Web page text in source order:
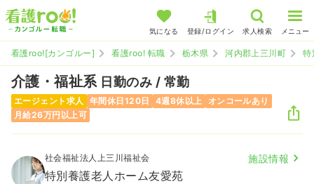
気になる 登録/ログイン 求人検索 メニュー
看護roo![カンゴルー] 看護roo! 転職 栃木県 河内郡上三川町 特
介護・福祉系 日勤のみ / 常勤
エージェント求人 年間休日120日 4週8休以上
オンコールあり
月給26万円以上可
社会福祉法人上三川福祉会 施設情報
特別養護老人ホーム友愛苑